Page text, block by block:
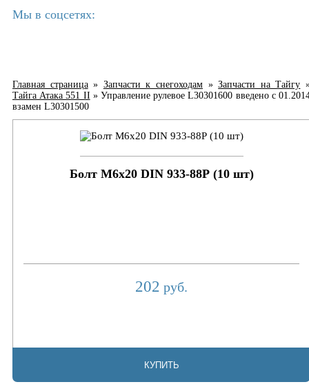
Мы в соцсетях:
Главная страница» Запчасти к снегоходам »Запчасти на Тайгу
Тайга Атака 551 II »Управление рулевое L30301600 введено с
взамен L30301500
Болт М6х20 DIN 933-88Р (10 шт)
202 руб.
КУПИТЬ